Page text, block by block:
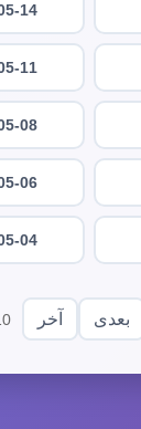
14
11
08
06
04
بعدی آخر 1-